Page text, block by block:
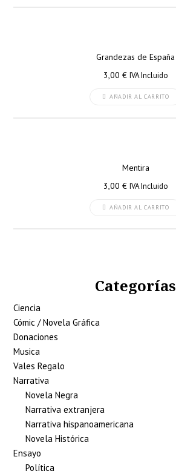
Grandezas de España
3,00 € IVA Incluido
AÑADIR AL CARRITO
Mentira
3,00 € IVA Incluido
AÑADIR AL CARRITO
Categorías
Ciencia
Cómic / Novela Gráfica
Donaciones
Musica
Vales Regalo
Narrativa
Novela Negra
Narrativa extranjera
Narrativa hispanoamericana
Novela Histórica
Ensayo
Política